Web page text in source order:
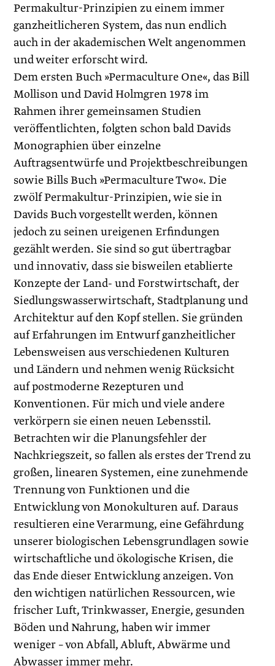
Permakultur-Prinzipien zu einem immer
ganzheitlicheren System, das nun endlich
auch in der akademischen Welt angenommen
und weiter erforscht wird.
Dem ersten Buch »Permaculture One«, das Bill
Mollison und David Holmgren 1978 im
Rahmen ihrer gemeinsamen Studien
veröffentlichten, folgten schon bald Davids
Monographien über einzelne
Auftragsentwürfe und Projektbeschreibungen
sowie Bills Buch »Permaculture Two«. Die
zwölf Permakultur-Prinzipien, wie sie in
Davids Buch vorgestellt werden, können
jedoch zu seinen ureigenen Erfindungen
gezählt werden. Sie sind so gut übertragbar
und innovativ, dass sie bisweilen etablierte
Konzepte der Land- und Forstwirtschaft, der
Siedlungswasserwirtschaft, Stadtplanung und
Architektur auf den Kopf stellen. Sie gründen
auf Erfahrungen im Entwurf ganzheitlicher
Lebensweisen aus verschiedenen Kulturen
und Ländern und nehmen wenig Rücksicht
auf postmoderne Rezepturen und
Konventionen. Für mich und viele andere
verkörpern sie einen neuen Lebensstil.
Betrachten wir die Planungsfehler der
Nachkriegszeit, so fallen als erstes der Trend zu
großen, linearen Systemen, eine zunehmende
Trennung von Funktionen und die
Entwicklung von Monokulturen auf. Daraus
resultieren eine Verarmung, eine Gefährdung
unserer biologischen Lebensgrundlagen sowie
wirtschaftliche und ökologische Krisen, die
das Ende dieser Entwicklung anzeigen. Von
den wichtigen natürlichen Ressourcen, wie
frischer Luft, Trinkwasser, Energie, gesunden
Böden und Nahrung, haben wir immer
weniger – von Abfall, Abluft, Abwärme und
Abwasser immer mehr.